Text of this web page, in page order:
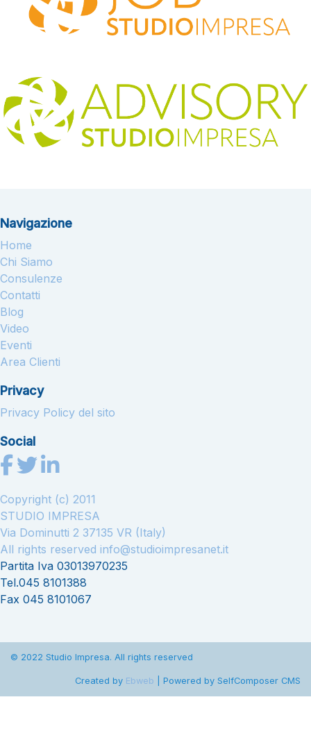
Navigazione
Home
Chi Siamo
Consulenze
Contatti
Blog
Video
Eventi
Area Clienti
Privacy
Privacy Policy del sito
Social
Copyright (c) 2011
STUDIO IMPRESA
Via Dominutti 2 37135 VR (Italy)
All rights reserved info@studioimpresanet.it
Partita Iva 03013970235
Tel.045 8101388
Fax 045 8101067
© 2022 Studio Impresa. All rights reserved
Created by Ebweb | Powered by SelfComposer CMS